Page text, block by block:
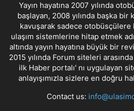
Yayın hayatına 2007 yılında
başlayan, 2008 yılında başka
kavuşarak sadece
ulaşım sistemlerine hitap etmek
altında yayın hayatına büyük bir
2015 yılında Forum siteleri
ilk Haber portalı' nı uygulayan
anlayışımızla sizlere en doğru
Contact us: